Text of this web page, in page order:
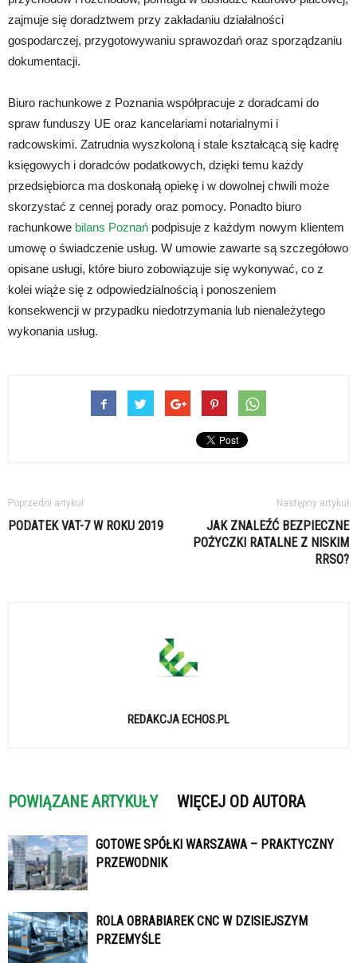
zajmuje się doradztwem przy zakładaniu działalności
gospodarczej, przygotowywaniu sprawozdań oraz sporządzaniu
dokumentacji.
Biuro rachunkowe z Poznania współpracuje z doradcami do
spraw funduszy UE oraz kancelariami notarialnymi i
radcowskimi. Zatrudnia wyszkoloną i stale kształcącą się kadrę
księgowych i doradców podatkowych, dzięki temu każdy
przedsiębiorca ma doskonałą opiekę i w dowolnej chwili może
skorzystać z cennej porady oraz pomocy. Ponadto biuro
rachunkowe bilans Poznań podpisuje z każdym nowym klientem
umowę o świadczenie usług. W umowie zawarte są szczegółowo
opisane usługi, które biuro zobowiązuje się wykonywać, co z
kolei wiąże się z odpowiedzialnością i ponoszeniem
konsekwencji w przypadku niedotrzymania lub nienależytego
wykonania usług.
Poprzedni artykuł
PODATEK VAT-7 W ROKU 2019
Następny artykuł
JAK ZNALEŹĆ BEZPIECZNE
POŻYCZKI RATALNE Z NISKIM
RRSO?
REDAKCJA ECHOS.PL
POWIĄZANE ARTYKUŁY WIĘCEJ OD AUTORA
GOTOWE SPÓŁKI WARSZAWA – PRAKTYCZNY
PRZEWODNIK
ROLA OBRABIAREK CNC W DZISIEJSZYM
PRZEMYŚLE